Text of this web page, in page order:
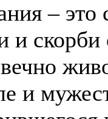
– это
и
и